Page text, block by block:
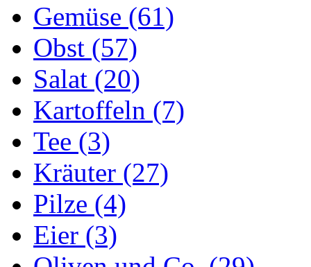
Gemüse (61)
Obst (57)
Salat (20)
Kartoffeln (7)
Tee (3)
Kräuter (27)
Pilze (4)
Eier (3)